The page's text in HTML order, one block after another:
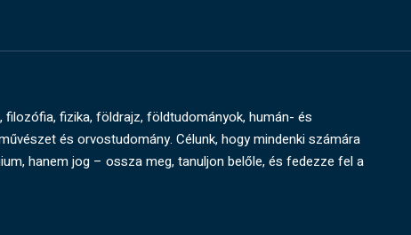
fizika, földrajz, földtudományok, humán- és
és orvostudomány. Célunk, hogy mindenki számára
hanem jog – ossza meg, tanuljon belőle, és fedezze fel a